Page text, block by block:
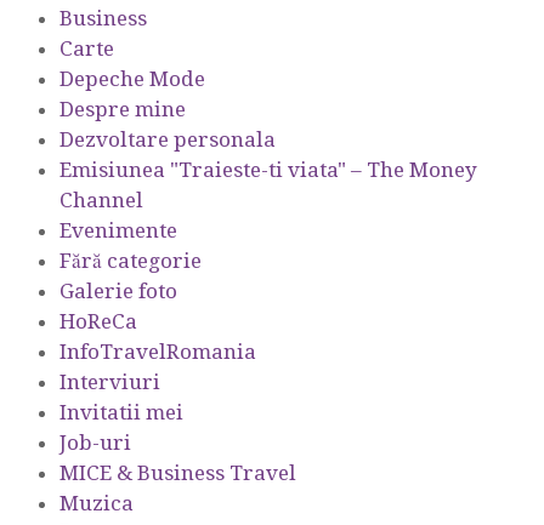
Business
Carte
Depeche Mode
Despre mine
Dezvoltare personala
Emisiunea "Traieste-ti viata" – The Money
Channel
Evenimente
Fără categorie
Galerie foto
HoReCa
InfoTravelRomania
Interviuri
Invitatii mei
Job-uri
MICE & Business Travel
Muzica